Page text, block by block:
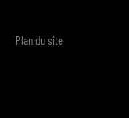
Plan du site